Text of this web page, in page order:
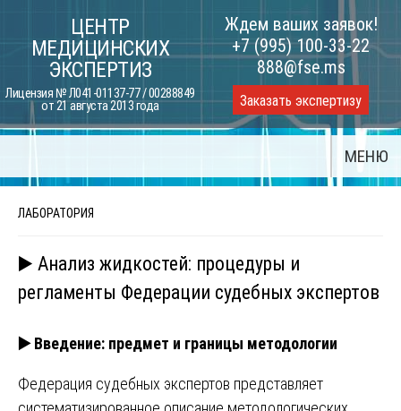
content
ЦЕНТР
МЕДИЦИНСКИХ
ЭКСПЕРТИЗ
Лицензия № Л041-01137-77 / 00288849
от 21 августа 2013 года
Ждем ваших заявок!
+7 (995) 100-33-22
888@fse.ms
Заказать экспертизу
МЕНЮ
ЛАБОРАТОРИЯ
▶️ Анализ жидкостей: процедуры и
регламенты Федерации судебных экспертов
▶️Введение: предмет и границы методологии
Федерация судебных экспертов представляет